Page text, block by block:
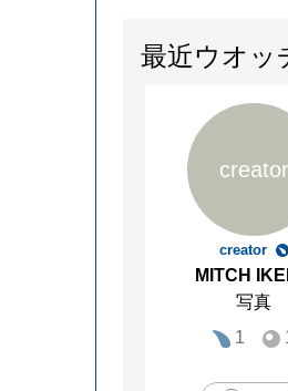
最近ウオッ
creator
creator
MITCH
写真
1